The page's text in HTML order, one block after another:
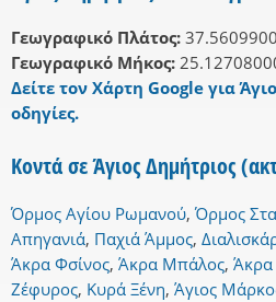
Γεωγραφικό Πλάτος:
Γεωγραφικό Μήκος:
Δείτε τον Χάρτη Google για
οδηγίες.
Κοντά σε Άγιος Δημήτριος
Όρμος Αγίου Ρωμανού,Όρμος
Απηγανιά, Παχιά Άμμος,
Άκρα Φσίνος, Άκρα Μπάλος, Άκρα
Ζέφυρος, Κυρά Ξένη, Άγιος